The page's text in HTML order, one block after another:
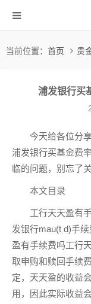
当前位置： 首页 贵
浦发银行买
今天给各位分
浦发银行买基金费
临的问题，别忘了
本文目录
工行天天盈有
发银行mau(t d)手
盈有手续费吗工行
取申购和赎回手续
定，天天盈的收益
用，因此实际收益